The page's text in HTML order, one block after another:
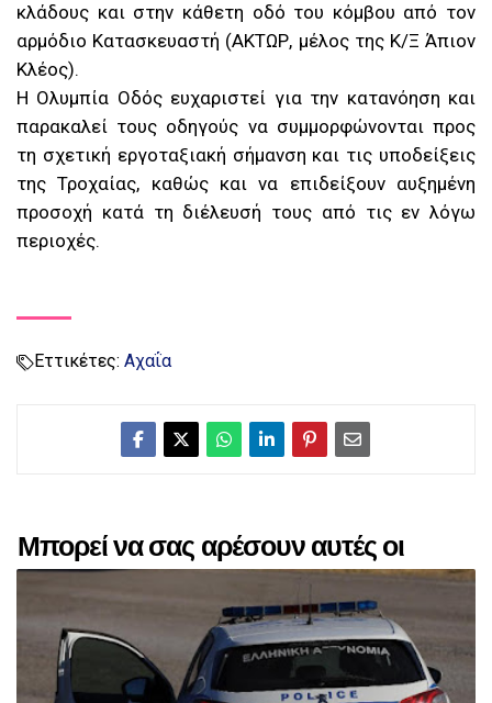
κλάδους και στην κάθετη οδό του κόμβου από τον
αρμόδιο Κατασκευαστή (ΑΚΤΩΡ, μέλος της Κ/Ξ Άπιον
Κλέος).
Η Ολυμπία Οδός ευχαριστεί για την κατανόηση και
παρακαλεί τους οδηγούς να συμμορφώνονται προς
τη σχετική εργοταξιακή σήμανση και τις υποδείξεις
της Τροχαίας, καθώς και να επιδείξουν αυξημένη
προσοχή κατά τη διέλευσή τους από τις εν λόγω
περιοχές.
Εττικέτες: Αχαΐα
Μπορεί να σας αρέσουν αυτές οι
αναρτήσεις